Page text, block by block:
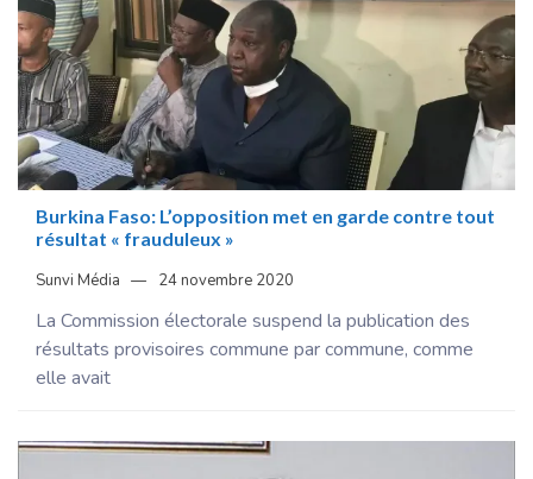
Burkina Faso: L’opposition met en garde contre tout
résultat « frauduleux »
Sunvi Média 24 novembre 2020
La Commission électorale suspend la publication des
résultats provisoires commune par commune, comme
elle avait